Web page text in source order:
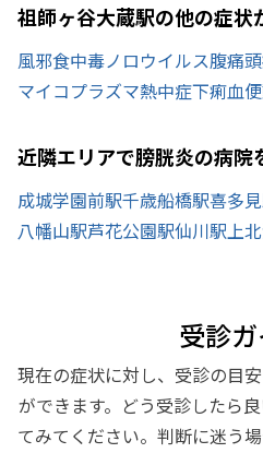
祖師ヶ谷大蔵駅の他の症状
風邪食中毒ノロウイルス腹痛
マイコプラズマ熱中症下痢血便
近隣エリアで膀胱炎の病院
成城学園前駅千歳船橋駅喜多
八幡山駅芦花公園駅仙川駅 上
受診
現在の症状に対し、受診の目
ができます。どう受診したら
てみてください。判断に迷う